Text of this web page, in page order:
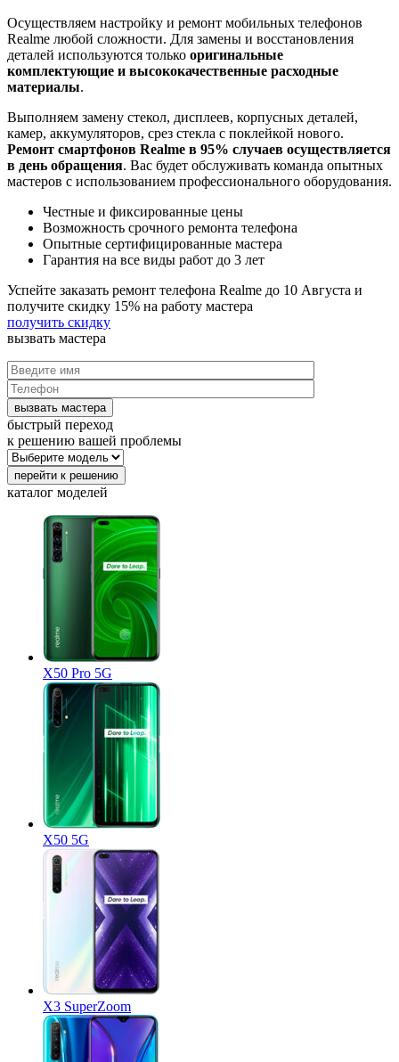
Осуществляем настройку и ремонт мобильных телефонов
Realme любой сложности. Для замены и восстановления
деталей используются только оригинальные
комплектующие и высококачественные расходные
материалы.
Выполняем замену стекол, дисплеев, корпусных деталей,
камер, аккумуляторов, срез стекла с поклейкой нового.
Ремонт смартфонов Realme в 95% случаев осуществляется
в день обращения. Вас будет обслуживать команда опытных
мастеров с использованием профессионального оборудования.
Честные и фиксированные цены
Возможность срочного ремонта телефона
Опытные сертифицированные мастера
Гарантия на все виды работ до 3 лет
Успейте заказать ремонт телефона Realme до 10 Августа и
получите скидку 15% на работу мастера
получить скидку
вызвать мастера
быстрый переход
к решению вашей проблемы
каталог моделей
X50 Pro 5G
X50 5G
X3 SuperZoom